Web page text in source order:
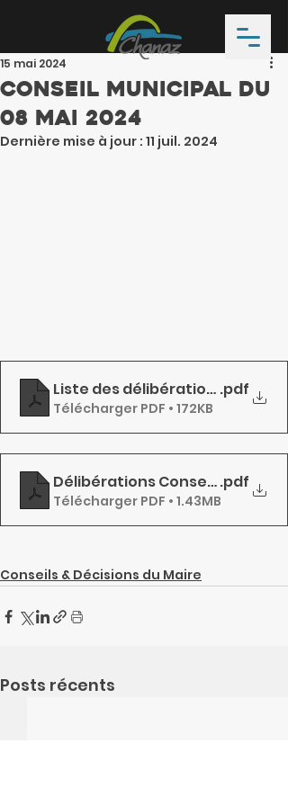
Conseil Municipal du
08 mai 2024
15 mai 2024
Dernière mise à jour : 11 juil. 2024
Liste des délibérations du CM
.pdf
Télécharger PDF • 172KB
Délibérations Conseil 8 Mai
.pdf
Télécharger PDF • 1.43MB
Conseils & Décisions du Maire
Posts récents